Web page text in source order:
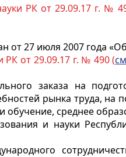
РК от 29.09.17 г. №
от 27 июля 2007 года
от 29.09.17 г. № 490 (
заказа на
рынка труда, на
обучение, среднее
и науки